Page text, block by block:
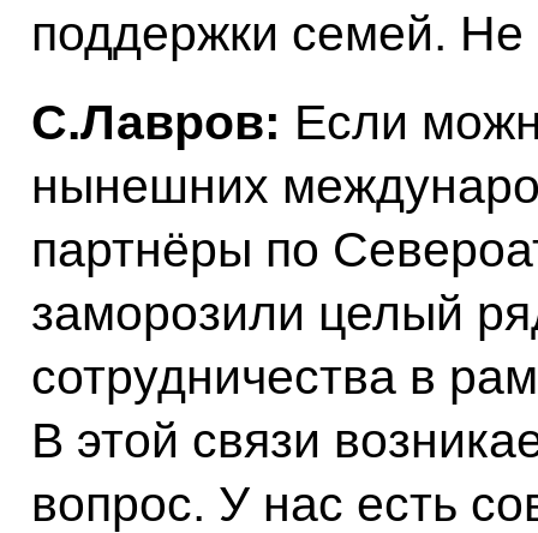
поддержки семей. Не
С.Лавров: Если
нынешних
партнёры по
заморозили целый
сотрудничества в
В этой связи
вопрос. У нас есть